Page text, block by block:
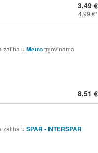
3,49 €
4,99 €
zaliha u Metrotrgovinama
8,51 €
zaliha u SPAR - INTERSPAR